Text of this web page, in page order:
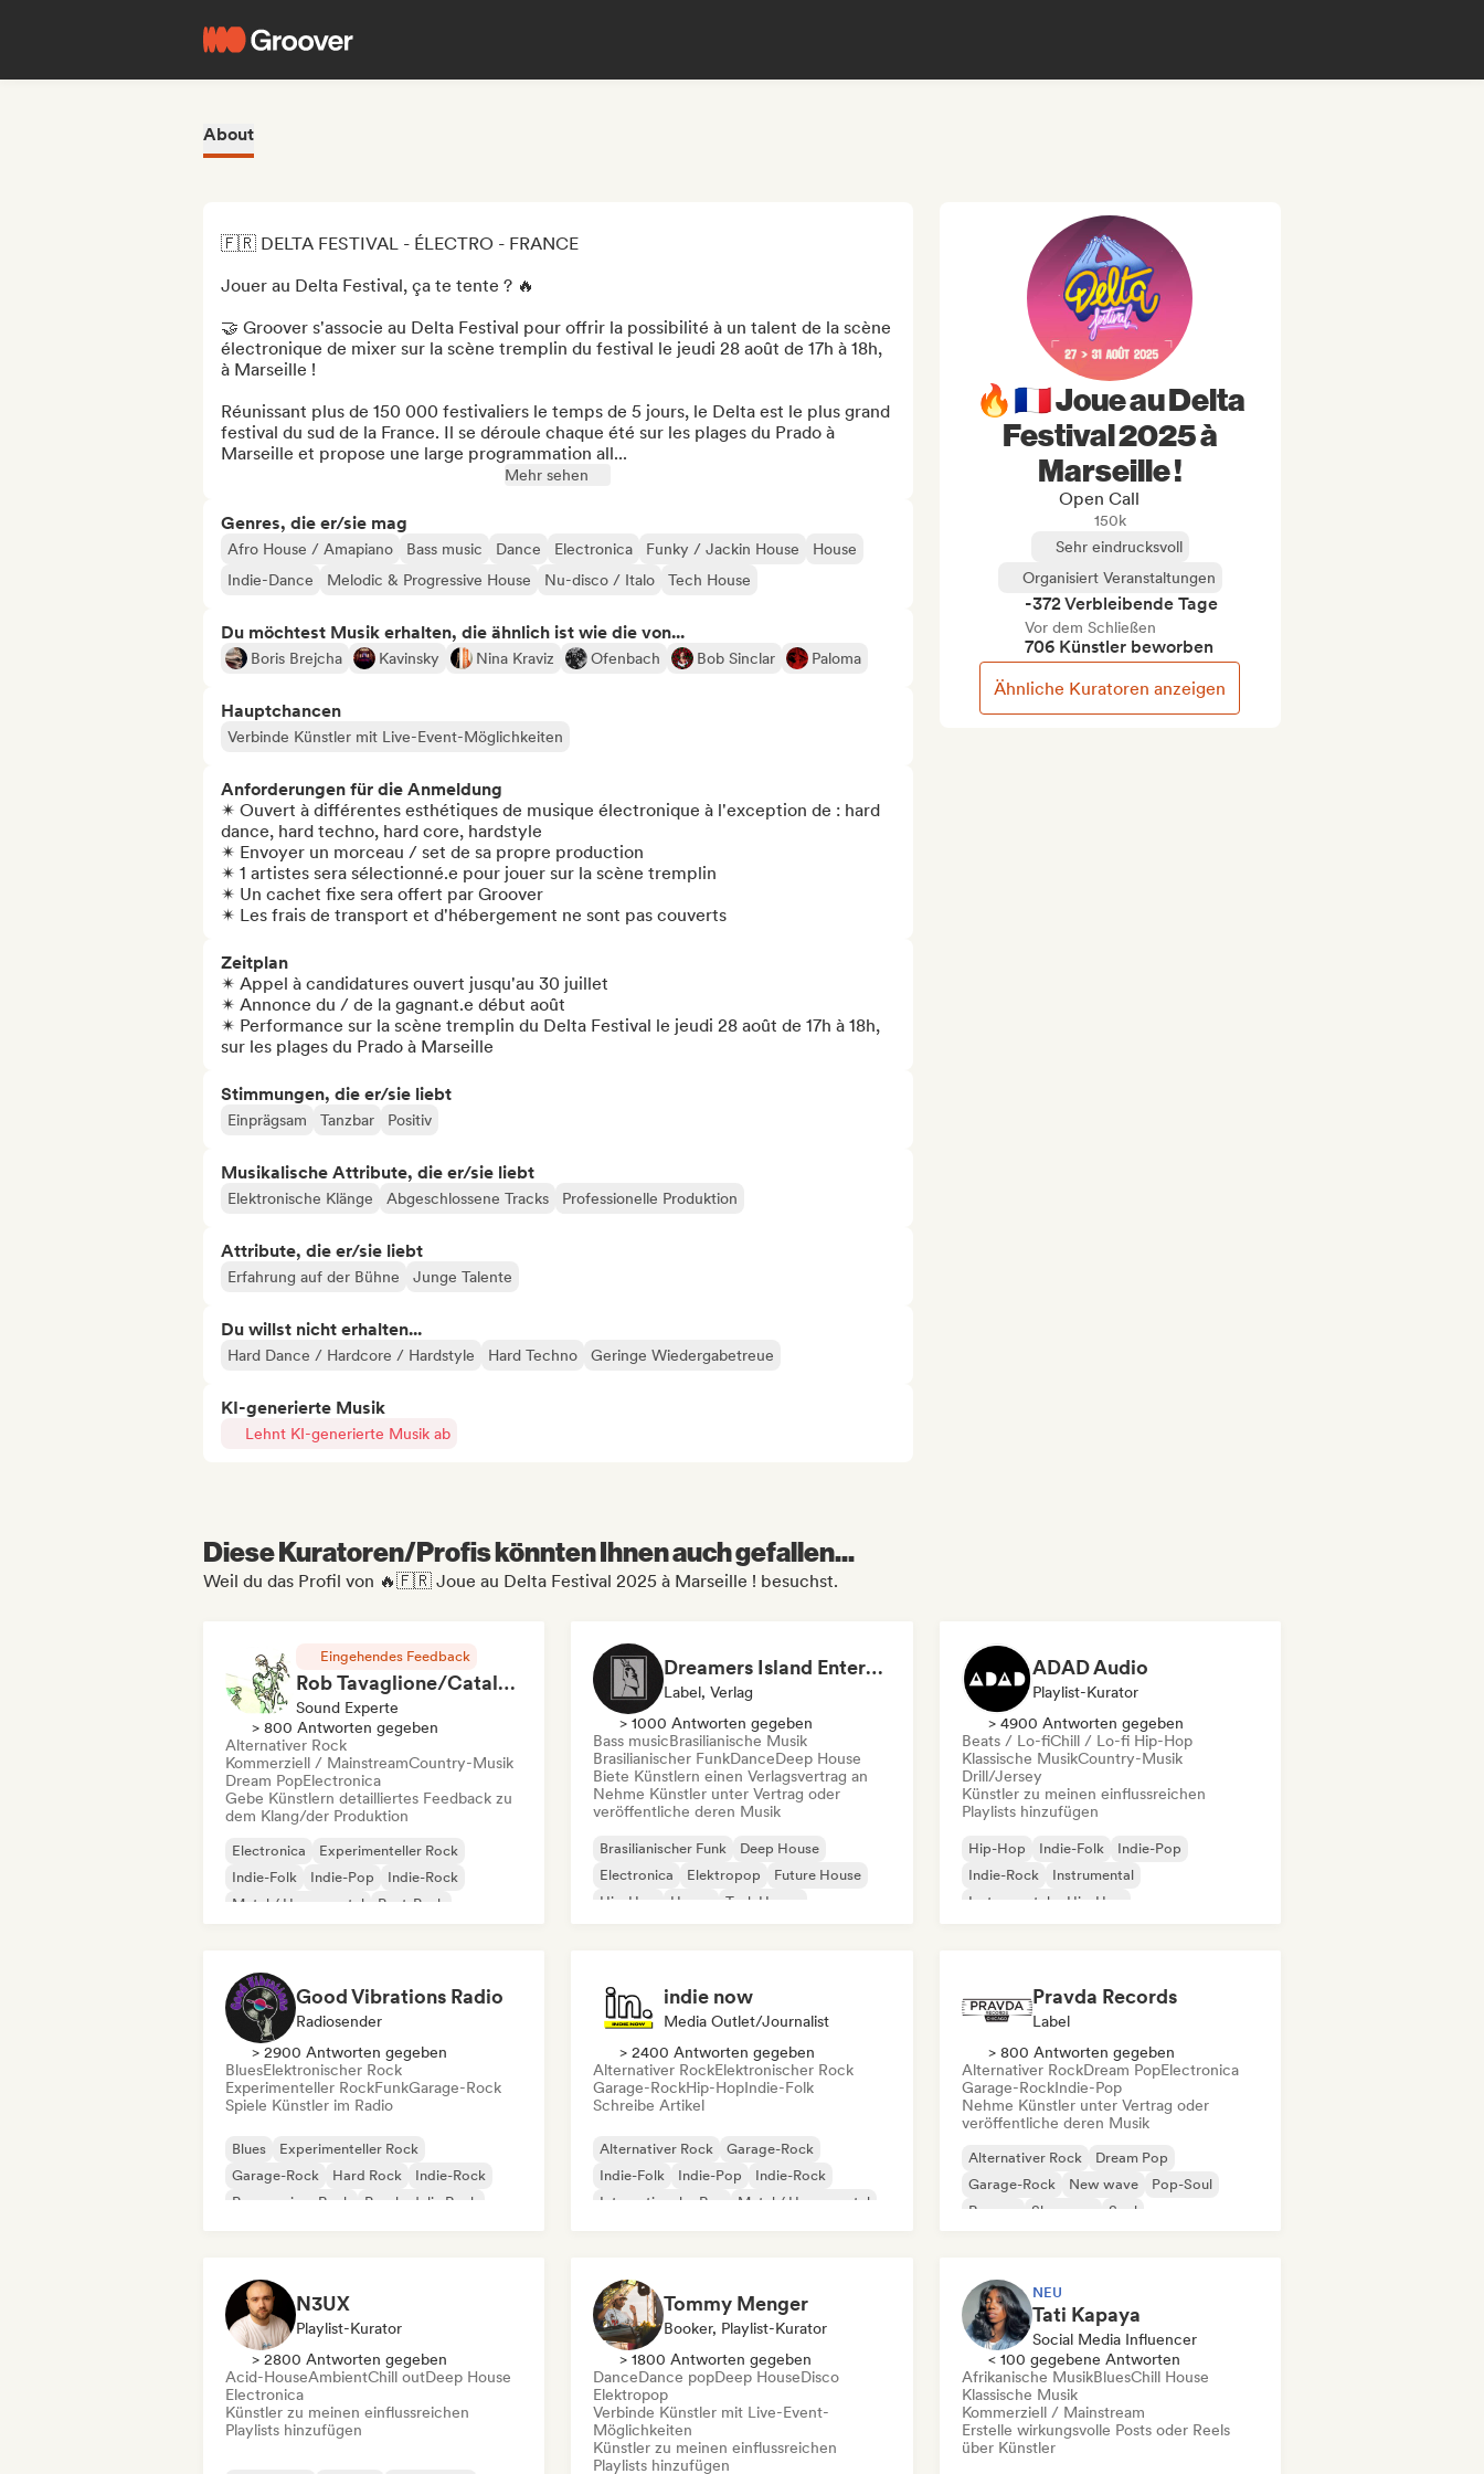
About
🇫🇷 DELTA FESTIVAL - ÉLECTRO - FRANCE
Jouer au Delta Festival, ça te tente ? 🔥
🤝 Groover s'associe au Delta Festival pour offrir la possibilité à un talent de la scène
électronique de mixer sur la scène tremplin du festival le jeudi 28 août de 17h à 18h,
à Marseille !
Réunissant plus de 150 000 festivaliers le temps de 5 jours, le Delta est le plus grand
festival du sud de la France. Il se déroule chaque été sur les plages du Prado à
Marseille et propose une large programmation all...
Mehr sehen
Genres, die er/sie mag
Afro House / Amapiano Bass music Dance Electronica Funky / Jackin House
House
Indie-Dance
Melodic & Progressive House Nu-disco / Italo Tech House
Du möchtest Musik erhalten, die ähnlich ist wie die von...
Boris Brejcha Kavinsky Nina Kraviz Ofenbach Bob Sinclar Paloma
Hauptchancen
Verbinde Künstler mit Live-Event-Möglichkeiten
Anforderungen für die Anmeldung
✴︎ Ouvert à différentes esthétiques de musique électronique à l'exception de : hard
dance, hard techno, hard core, hardstyle
✴︎ Envoyer un morceau / set de sa propre production
✴︎ 1 artistes sera sélectionné.e pour jouer sur la scène tremplin
✴︎ Un cachet fixe sera offert par Groover
✴︎ Les frais de transport et d'hébergement ne sont pas couverts
Zeitplan
✴︎ Appel à candidatures ouvert jusqu'au 30 juillet
✴︎ Annonce du / de la gagnant.e début août
✴︎ Performance sur la scène tremplin du Delta Festival le jeudi 28 août de 17h à 18h,
sur les plages du Prado à Marseille
Stimmungen, die er/sie liebt
Einprägsam Tanzbar Positiv
Musikalische Attribute, die er/sie liebt
Elektronische Klänge Abgeschlossene Tracks Professionelle Produktion
Attribute, die er/sie liebt
Erfahrung auf der Bühne Junge Talente
Du willst nicht erhalten...
Hard Dance / Hardcore / Hardstyle Hard Techno Geringe Wiedergabetreue
KI-generierte Musik
Lehnt KI-generierte Musik ab
🔥🇫🇷 Joue au Delta
Festival 2025 à
Marseille !
Open Call
150k
Sehr eindrucksvoll
Organisiert Veranstaltungen
-372 Verbleibende Tage
Vor dem Schließen
706 Künstler beworben
Ähnliche Kuratoren anzeigen
Diese Kuratoren/Profis könnten Ihnen auch gefallen...
Weil du das Profil von 🔥🇫🇷 Joue au Delta Festival 2025 à Marseille ! besuchst.
Eingehendes Feedback
Rob Tavaglione/Catalyst Recording
Sound Experte
> 800 Antworten gegeben
Alternativer Rock
Kommerziell / MainstreamCountry-Musik
Dream PopElectronica
Gebe Künstlern detailliertes Feedback zu
dem Klang/der Produktion
Electronica
Experimenteller Rock
Indie-Folk
Indie-Pop
Indie-Rock
Metal / Heavy metal
Post-Punk
Dreamers Island Entertainment
Label, Verlag
> 1000 Antworten gegeben
Bass musicBrasilianische Musik
Brasilianischer FunkDanceDeep House
Biete Künstlern einen Verlagsvertrag an
Nehme Künstler unter Vertrag oder
veröffentliche deren Musik
Brasilianischer Funk
Deep House
Electronica
Elektropop
Future House
Hip-Hop
House Tech House
ADAD Audio
Playlist-Kurator
> 4900 Antworten gegeben
Beats / Lo-fiChill / Lo-fi Hip-Hop
Klassische MusikCountry-Musik
Drill/Jersey
Künstler zu meinen einflussreichen
Playlists hinzufügen
Hip-Hop Indie-Folk
Indie-Pop
Indie-Rock
Instrumental
Instrumentaler Hip-Hop
Good Vibrations Radio
Radiosender
> 2900 Antworten gegeben
BluesElektronischer Rock
Experimenteller RockFunkGarage-Rock
Spiele Künstler im Radio
Blues
Experimenteller Rock
Garage-Rock
Hard Rock
Indie-Rock
Progressiver Rock
Psychedelic Rock
indie now
Media Outlet/Journalist
> 2400 Antworten gegeben
Alternativer RockElektronischer Rock
Garage-RockHip-HopIndie-Folk
Schreibe Artikel
Alternativer Rock
Garage-Rock
Indie-Folk
Indie-Pop
Indie-Rock
Internationaler Rap
Metal / Heavy metal
Pravda Records
Label
> 800 Antworten gegeben
Alternativer RockDream PopElectronica
Garage-RockIndie-Pop
Nehme Künstler unter Vertrag oder
veröffentliche deren Musik
Alternativer Rock
Dream Pop
Garage-Rock
New wave
Pop-Soul
Reggae
Shoegaze Soul
N3UX
Playlist-Kurator
> 2800 Antworten gegeben
Acid-HouseAmbientChill outDeep House
Electronica
Künstler zu meinen einflussreichen
Playlists hinzufügen
Tommy Menger
Booker, Playlist-Kurator
> 1800 Antworten gegeben
DanceDance popDeep HouseDisco
Elektropop
Verbinde Künstler mit Live-Event-
Möglichkeiten
Künstler zu meinen einflussreichen
Playlists hinzufügen
NEU
Tati Kapaya
Social Media Influencer
< 100 gegebene Antworten
Afrikanische MusikBluesChill House
Klassische Musik
Kommerziell / Mainstream
Erstelle wirkungsvolle Posts oder Reels
über Künstler